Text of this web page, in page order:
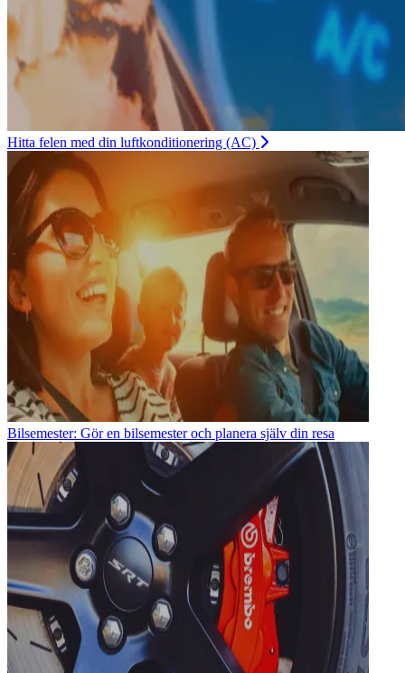
Hitta felen med din luftkonditionering (AC)
Bilsemester: Gör en bilsemester och planera själv din resa